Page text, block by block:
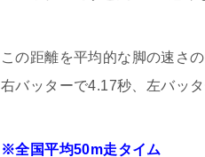
この距離を平均的な脚の速さ
右バッターで4.17秒、左バッ
※全国平均50m走タイム